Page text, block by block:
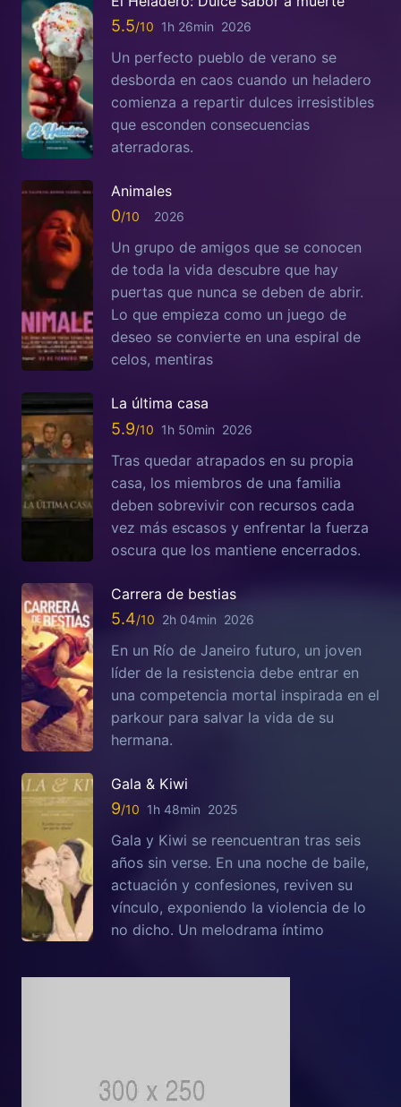
5.5 1h 26min 2026
Un perfecto pueblo de verano se
desborda en caos cuando un heladero
comienza a repartir dulces irresistibles
que esconden consecuencias
aterradoras.
Animales
0 2026
Un grupo de amigos que se conocen
de toda la vida descubre que hay
puertas que nunca se deben de abrir.
Lo que empieza como un juego de
deseo se convierte en una espiral de
celos, mentiras
La última casa
5.9 1h 50min 2026
Tras quedar atrapados en su propia
casa, los miembros de una familia
deben sobrevivir con recursos cada
vez más escasos y enfrentar la fuerza
oscura que los mantiene encerrados.
Carrera de bestias
5.4 2h 04min 2026
En un Río de Janeiro futuro, un joven
líder de la resistencia debe entrar en
una competencia mortal inspirada en el
parkour para salvar la vida de su
hermana.
Gala & Kiwi
9 1h 48min 2025
Gala y Kiwi se reencuentran tras seis
años sin verse. En una noche de baile,
actuación y confesiones, reviven su
vínculo, exponiendo la violencia de lo
no dicho. Un melodrama íntimo